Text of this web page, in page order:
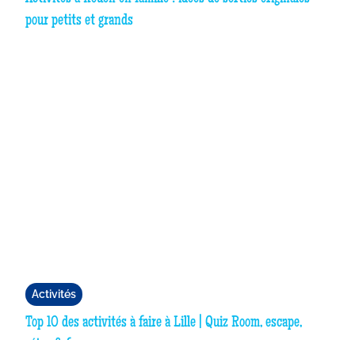
pour petits et grands
Activités
Top 10 des activités à faire à Lille | Quiz Room, escape,